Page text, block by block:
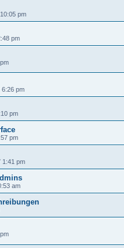
pm
pm
6:26 pm
pm
pm
1:41 pm
am